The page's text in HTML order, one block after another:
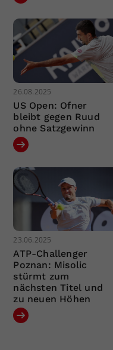
26.08.2025
US Open: Ofner
bleibt gegen Ruud
ohne Satzgewinn
23.06.2025
ATP-Challenger
Poznan: Misolic
stürmt zum
nächsten Titel und
zu neuen Höhen